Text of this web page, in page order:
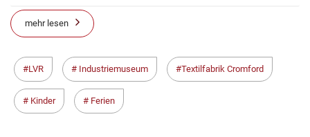
mehr lesen
LVR Industriemuseum Textilfabrik Cromford
Kinder Ferien